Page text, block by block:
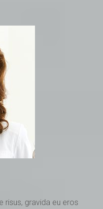
risus, gravida eu eros